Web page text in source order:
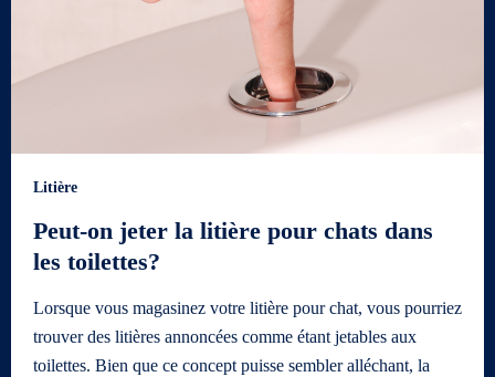
Litière
Peut-on jeter la litière pour chats dans
les toilettes?
Lorsque vous magasinez votre litière pour chat, vous pourriez
trouver des litières annoncées comme étant jetables aux
toilettes. Bien que ce concept puisse sembler alléchant, la